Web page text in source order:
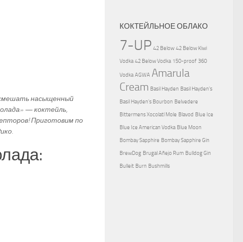
смешать насыщенный
— коктейль,
Приготовим по
КОКТЕЙЛЬНОЕ ОБЛАКО
7-UP 42 Below 42 Below Kiwi
Vodka 42 Below Vodka 150-proof 360
Vodka AGWA Amarula
Cream Basil Hayden Basil Hayden's
Basil Hayden's Bourbon Belvedere
Bittermens Xocolatl Mole Blavod Blue Ice
Blue Ice American Vodka Blue Moon
Bombay Sapphire Bombay Sapphire Gin
BrewDog Brugal Añejo Rum Bulldog Gin
Bulleit Burn Bushmills